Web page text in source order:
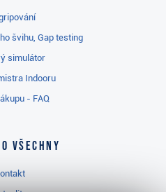
švihu, Gap testing
simulátor
Indooru
- FAQ
všechny